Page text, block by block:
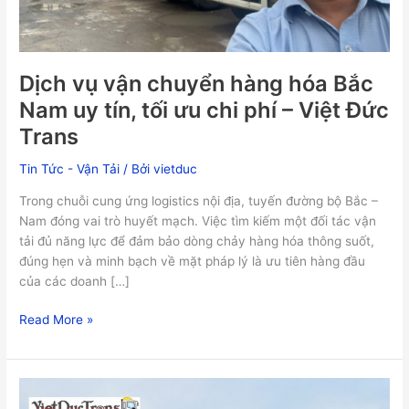
Dịch vụ vận chuyển hàng hóa Bắc
Nam uy tín, tối ưu chi phí – Việt Đức
Trans
Tin Tức - Vận Tải / Bởivietduc
Trong chuỗi cung ứng logistics nội địa, tuyến đường bộ Bắc –
Nam đóng vai trò huyết mạch. Việc tìm kiếm một đối tác vận
tải đủ năng lực để đảm bảo dòng chảy hàng hóa thông suốt,
đúng hẹn và minh bạch về mặt pháp lý là ưu tiên hàng đầu
của các doanh […]
uy
tín,
tối
ưu
chi
phí
–
Đức
Trans
Read More »